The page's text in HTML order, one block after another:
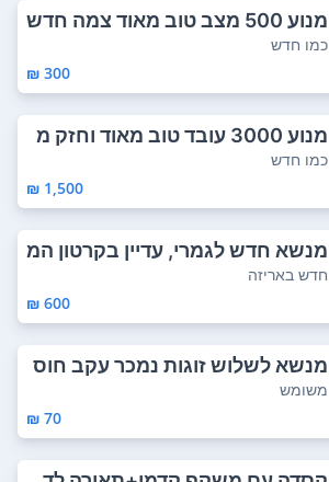
מנוע 500 מצב טוב מאוד צמה חדש
ה אבל בלי פ...
כמו חדש
300 ₪
מנוע 3000 עובד טוב מאוד וחזק מ
אוד
כמו חדש
1,500 ₪
מנשא חדש לגמרי, עדיין בקרטון המ
קורי. נפת...
חדש באריזה
600 ₪
מנשא לשלוש זוגות נמכר עקב חוס
ר שימוש
משומש
70 ₪